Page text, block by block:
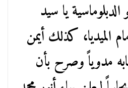
يا سيد
الميديا، كذلك أيمن
مدوياً وصرح بأن